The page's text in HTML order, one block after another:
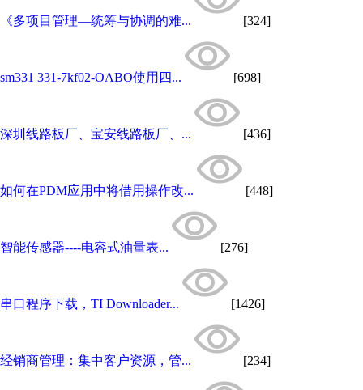
《多项目管理—统筹与协调的难... [324]
sm331 331-7kf02-OABO使用四... [698]
深圳线路板厂、宝安线路板厂、... [436]
如何在PDM应用中将借用操作改... [448]
智能传感器----电容式油量表... [276]
串口程序下载，TI Downloader... [1426]
经销商管理：集中客户资源，管... [234]